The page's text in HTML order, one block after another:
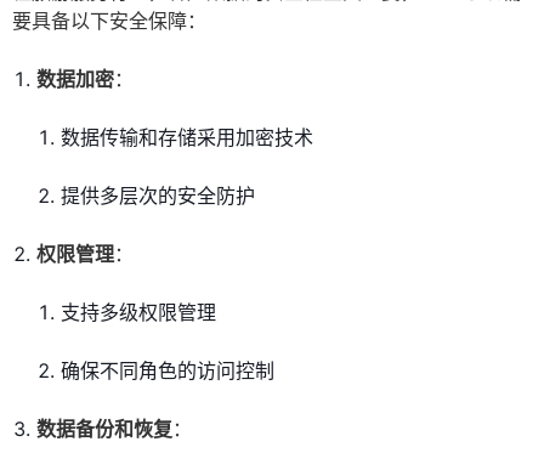
要具备以下安全保障：
数据加密：
数据传输和存储采用加密技术
提供多层次的安全防护
权限管理：
支持多级权限管理
确保不同角色的访问控制
数据备份和恢复 ：